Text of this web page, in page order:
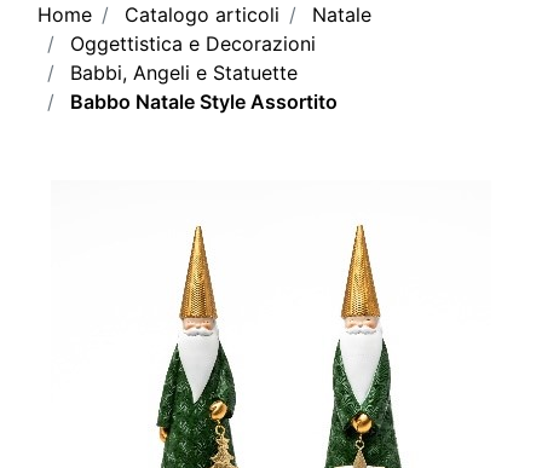
Home Catalogo articoli
Natale
Oggettistica e Decorazioni
Babbi, Angeli e Statuette
Babbo Natale Style Assortito